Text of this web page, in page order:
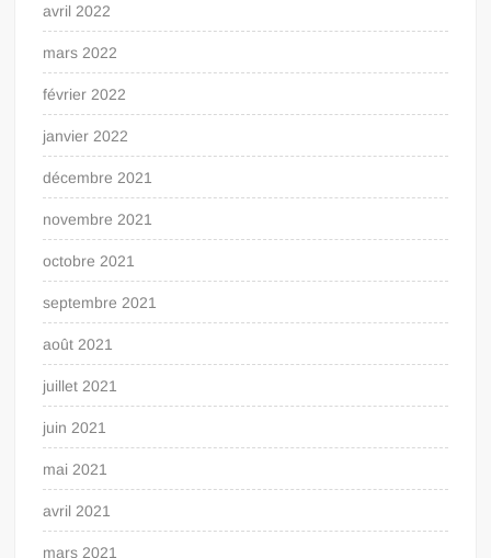
avril 2022
mars 2022
février 2022
janvier 2022
décembre 2021
novembre 2021
octobre 2021
septembre 2021
août 2021
juillet 2021
juin 2021
mai 2021
avril 2021
mars 2021